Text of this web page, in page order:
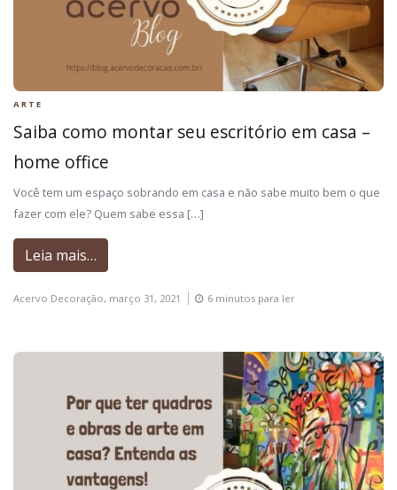
ARTE
Saiba como montar seu escritório em casa –
home office
Você tem um espaço sobrando em casa e não sabe muito bem o que
fazer com ele? Quem sabe essa […]
Leia mais…
Acervo Decoração, março 31, 2021 6 minutos para ler